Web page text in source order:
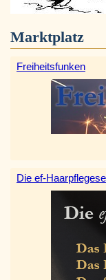
Marktplatz
Freiheitsfunken
Die ef-